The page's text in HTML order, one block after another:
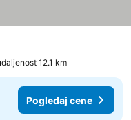
12.1 km
Pogledaj cene